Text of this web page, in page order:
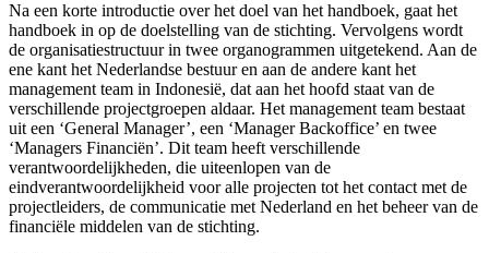
Na een korte introductie over het doel van het handboek, gaat het
handboek in op de doelstelling van de stichting. Vervolgens wordt
de organisatiestructuur in twee organogrammen uitgetekend. Aan de
ene kant het Nederlandse bestuur en aan de andere kant het
management team in Indonesië, dat aan het hoofd staat van de
verschillende projectgroepen aldaar. Het management team bestaat
uit een ‘General Manager’, een ‘Manager Backoffice’ en twee
‘Managers Financiën’. Dit team heeft verschillende
verantwoordelijkheden, die uiteenlopen van de
eindverantwoordelijkheid voor alle projecten tot het contact met de
projectleiders, de communicatie met Nederland en het beheer van de
financiële middelen van de stichting.